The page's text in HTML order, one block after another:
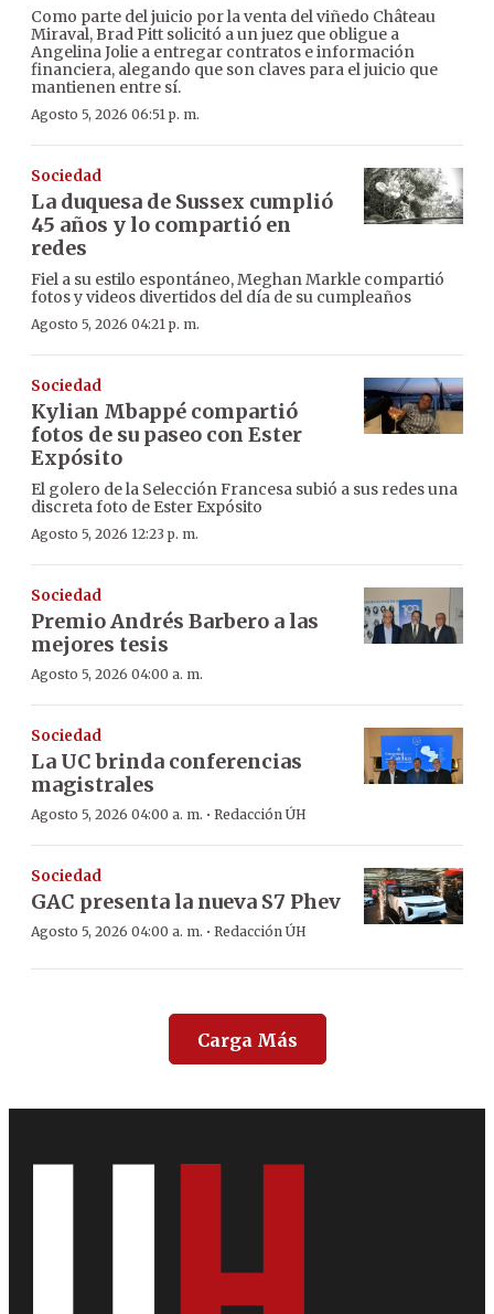
Como parte del juicio por la venta del viñedo Château
Miraval, Brad Pitt solicitó a un juez que obligue a
Angelina Jolie a entregar contratos e información
financiera, alegando que son claves para el juicio que
mantienen entre sí.
Agosto 5, 2026 06:51 p. m.
Sociedad
La duquesa de Sussex cumplió
45 años y lo compartió en
redes
Fiel a su estilo espontáneo, Meghan Markle compartió
fotos y videos divertidos del día de su cumpleaños
Agosto 5, 2026 04:21 p. m.
Sociedad
Kylian Mbappé compartió
fotos de su paseo con Ester
Expósito
El golero de la Selección Francesa subió a sus redes una
discreta foto de Ester Expósito
Agosto 5, 2026 12:23 p. m.
Sociedad
Premio Andrés Barbero a las
mejores tesis
Agosto 5, 2026 04:00 a. m.
Sociedad
La UC brinda conferencias
magistrales
Agosto 5, 2026 04:00 a. m. · Redacción ÚH
Sociedad
GAC presenta la nueva S7 Phev
Agosto 5, 2026 04:00 a. m. · Redacción ÚH
Carga Más